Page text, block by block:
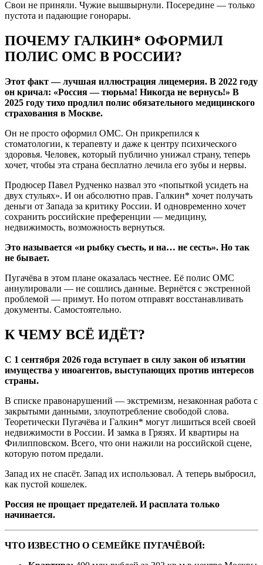
Свои не приняли. Чужие вышвырнули. Посередине — только
пустота и падающие гонорары.
ПОЧЕМУ ГАЛКИН* ОФОРМИЛ
ПОЛИС ОМС В РОССИИ?
Этот факт — лучшая иллюстрация лицемерия. В 2022 году
он кричал: «Россия — тюрьма! Никогда не вернусь!» В
2025 году тихо продлил полис обязательного медицинского
страхования в Москве.
Он не просто оформил ОМС. Он прикрепился к
стоматологии, к терапевту и даже к центру психического
здоровья. Человек, который публично унижал страну, теперь
хочет, чтобы эта страна бесплатно лечила его зубы и нервы.
Продюсер Павел Рудченко назвал это «попыткой усидеть на
двух стульях». И он абсолютно прав. Галкин* хочет получать
деньги от Запада за критику России. И одновременно хочет
сохранить российские преференции — медицину,
недвижимость, возможность вернуться.
Это называется «и рыбку съесть, и на… не сесть». Но так
не бывает.
Пугачёва в этом плане оказалась честнее. Её полис ОМС
аннулировали — не сошлись данные. Вернётся с экстренной
проблемой — примут. Но потом отправят восстанавливать
документы. Самостоятельно.
К ЧЕМУ ВСЁ ИДЁТ?
С 1 сентября 2026 года вступает в силу закон об изъятии
имущества у иноагентов, выступающих против интересов
страны.
В списке правонарушений — экстремизм, незаконная работа с
закрытыми данными, злоупотребление свободой слова.
Теоретически Пугачёва и Галкин* могут лишиться всей своей
недвижимости в России. И замка в Грязях. И квартиры на
Филипповском. Всего, что они нажили на российской сцене,
которую потом предали.
Запад их не спасёт. Запад их использовал. А теперь выбросил,
как пустой кошелек.
Россия не прощает предателей. И расплата только
начинается.
ЧТО ИЗВЕСТНО О СЕМЕЙКЕ ПУГАЧЁВОЙ: